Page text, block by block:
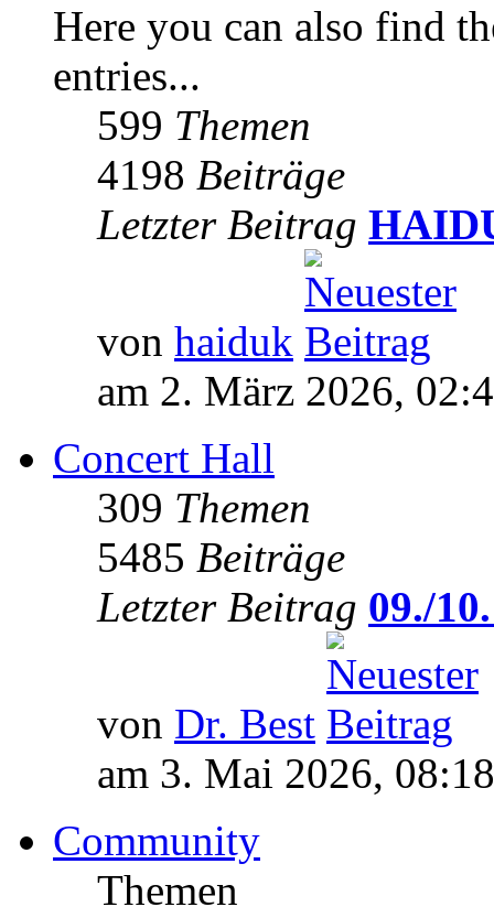
Here you can also find
entries...
599 Themen
4198 Beiträge
Letzter Beitrag
von haiduk
am 2. März 2026,
Concert Hall
309 Themen
5485 Beiträge
Letzter Beitrag 09./
von Dr. Best
am 3. Mai 2026, 08:18
Community
Themen